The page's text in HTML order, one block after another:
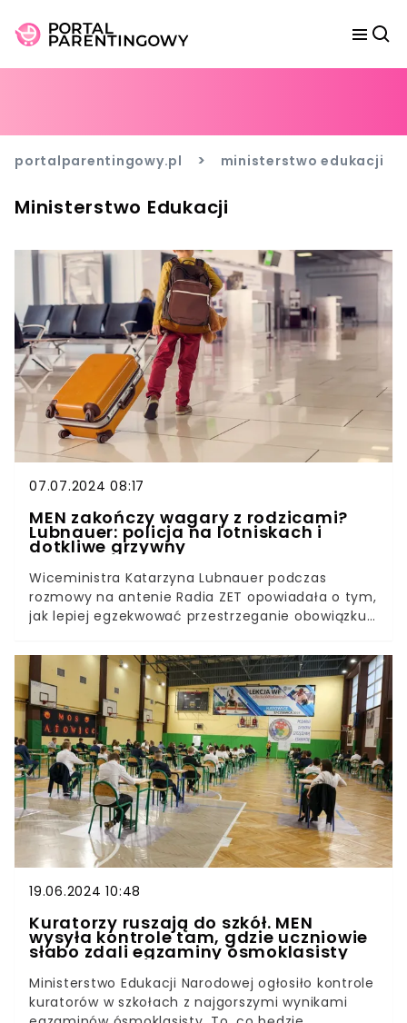
portalparentingowy.pl > ministerstwo edukacji
Ministerstwo Edukacji
07.07.2024 08:17
MEN zakończy wagary z rodzicami?
Lubnauer: policja na lotniskach i
dotkliwe grzywny
Wiceministra Katarzyna Lubnauer podczas
rozmowy na antenie Radia ZET opowiadała o tym,
jak lepiej egzekwować przestrzeganie obowiązku
sporo nieobecności, a rodzice zdają się nie
postrzegać chodzenia do szkoły jako
obowiązku.Wiceministra nawiązała do sytuacji, w
której rodzice zabierają swoje pociechy na
wakacje w trakcie roku szkolnego. Obecnie w
Polsce nie ma za to żadnych konsekwencji. Czy
będą zmiany?
19.06.2024 10:48
Kuratorzy ruszają do szkół. MEN
wysyła kontrole tam, gdzie uczniowie
słabo zdali egzaminy ósmoklasisty
Ministerstwo Edukacji Narodowej ogłosiło kontrole
kuratorów w szkołach z najgorszymi wynikami